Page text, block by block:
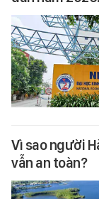
Vì sao người
vẫn an toàn?